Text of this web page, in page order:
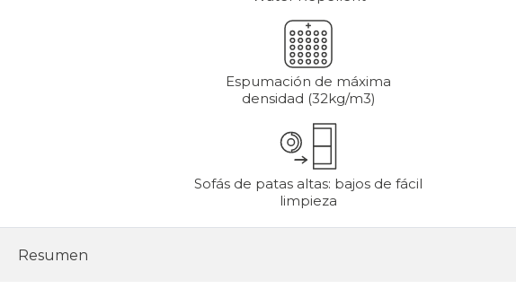
Espumación de máxima
densidad (32kg/m3)
Sofás de patas altas: bajos de fácil
limpieza
Resumen